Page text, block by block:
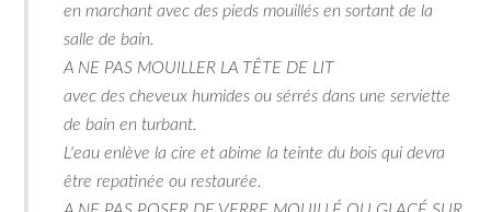
en marchant avec des pieds mouillés en sortant de la
salle de bain.
A NE PAS MOUILLER LA TÊTE DE LIT
avec des cheveux humides ou sérrés dans une serviette
de bain en turbant.
L'eau enlève la cire et abime la teinte du bois qui devra
être repatinée ou restaurée.